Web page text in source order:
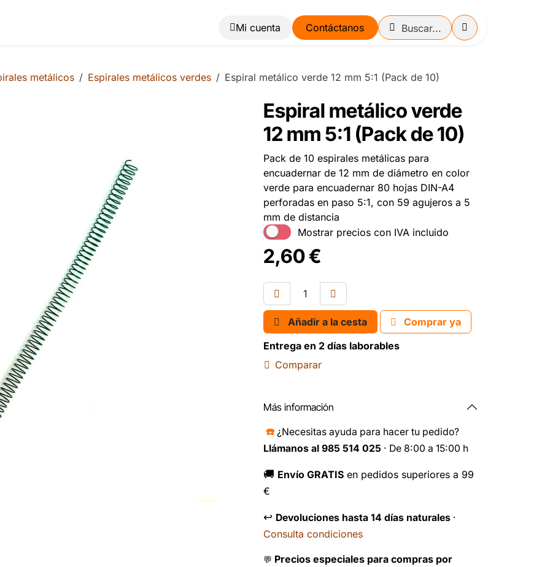
Blog Contáctanos
metálicos Espirales metálicos verdes Espiral metálico verde 12 mm 5:1 (Pack de 10)
Espiral metálico verde
12 mm 5:1 (Pack de 10)
Pack de 10 espirales metálicas para
encuadernar de 12 mm de diámetro en color
verde para encuadernar 80 hojas DIN-A4
perforadas en paso 5:1, con 59 agujeros a 5
mm de distancia
Mostrar precios con IVA incluido
2,60€
Añadir a la cesta
Comprar ya
Entrega en 2 días laborables
Comparar
Más información
☎️ ¿Necesitas ayuda para hacer tu pedido?
Llámanos al 985 514 025 · De 8:00 a 15:00 h
🚚 Envío GRATIS en pedidos superiores a 99
€
↩️ Devoluciones hasta 14 días naturales ·
Consulta condiciones
💬 Precios especiales para compras por